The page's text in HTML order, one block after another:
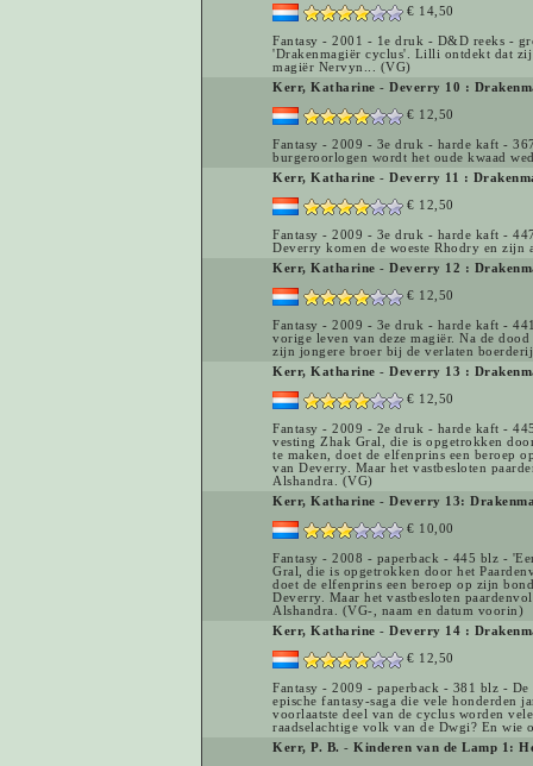
€ 14,50
Fantasy - 2001 - 1e druk - D&D reeks -
'Drakenmagiër cyclus'. Lilli ontdekt dat zij
magiër Nervyn... (VG)
Kerr, Katharine - Deverry 10 :
€ 12,50
Fantasy - 2009 - 3e druk - harde kaft -
burgeroorlogen wordt het oude kwaad
Kerr, Katharine - Deverry 11 :
€ 12,50
Fantasy - 2009 - 3e druk - harde kaft -
Deverry komen de woeste Rhodry en zijn
Kerr, Katharine - Deverry 12 :
€ 12,50
Fantasy - 2009 - 3e druk - harde kaft -
vorige leven van deze magiër. Na de
zijn jongere broer bij de verlaten
Kerr, Katharine - Deverry 13 :
€ 12,50
Fantasy - 2009 - 2e druk - harde kaft -
vesting Zhak Gral, die is opgetrokken
te maken, doet de elfenprins een beroep
van Deverry. Maar het vastbesloten
Alshandra. (VG)
Kerr, Katharine - Deverry 13:
€ 10,00
Fantasy - 2008 - paperback - 445 blz -
Gral, die is opgetrokken door het
doet de elfenprins een beroep op zijn
Deverry. Maar het vastbesloten
Alshandra. (VG-, naam en datum voorin)
Kerr, Katharine - Deverry 14 :
€ 12,50
Fantasy - 2009 - paperback - 381 blz -
epische fantasy-saga die vele honderden
voorlaatste deel van de cyclus worden
raadselachtige volk van de Dwgi? En wie
Kerr, P. B. - Kinderen van de Lamp 1: